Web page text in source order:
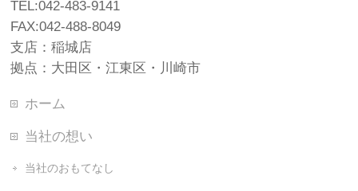
TEL:042-483-9141
FAX:042-488-8049
支店：稲城店
拠点：大田区・江東区・川崎市
ホーム
当社の想い
当社のおもてなし